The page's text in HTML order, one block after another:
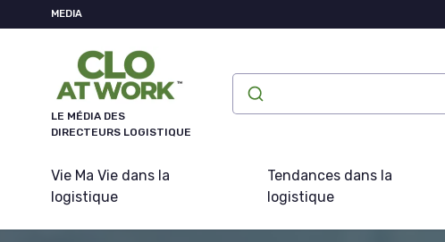
MEDIA
LE MÉDIA DES
DIRECTEURS LOGISTIQUE
Vie Ma Vie dans la
logistique
Tendances dans la
logistique